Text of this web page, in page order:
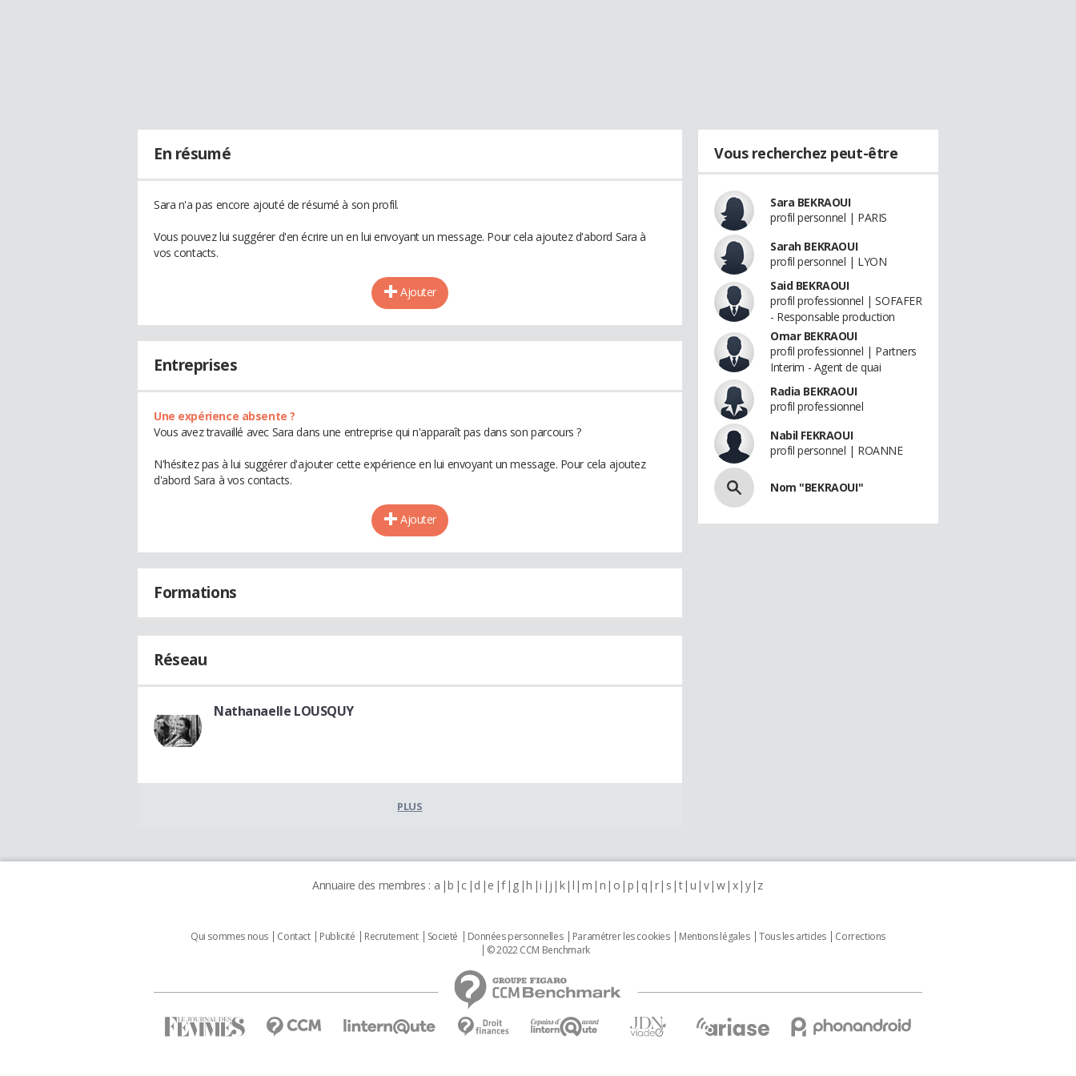
En résumé
Sara n'a pas encore ajouté de résumé à son profil.
Vous pouvez lui suggérer d'en écrire un en lui envoyant un message. Pour cela ajoutez d'abord Sara à
vos contacts.
Ajouter
Entreprises
Une expérience absente ?
Vous avez travaillé avec Sara dans une entreprise qui n'apparaît pas dans son parcours ?
N'hésitez pas à lui suggérer d'ajouter cette expérience en lui envoyant un message. Pour cela ajoutez
d'abord Sara à vos contacts.
Ajouter
Formations
Réseau
Nathanaelle LOUSQUY
PLUS
Vous recherchez peut-être
Sara BEKRAOUI
profil personnel | PARIS
Sarah BEKRAOUI
profil personnel | LYON
Said BEKRAOUI
profil professionnel | SOFAFER
- Responsable production
Omar BEKRAOUI
profil professionnel | Partners
Interim - Agent de quai
Radia BEKRAOUI
profil professionnel
Nabil FEKRAOUI
profil personnel | ROANNE
Nom "BEKRAOUI"
Annuaire des membres : a b c d e f g h i j k l m n o p q r s t u v w x y z
Qui sommes nous Contact Publicité Recrutement Societé Données personnelles Paramétrer les cookies Mentions légales Tous les articles
Corrections
© 2022 CCM Benchmark